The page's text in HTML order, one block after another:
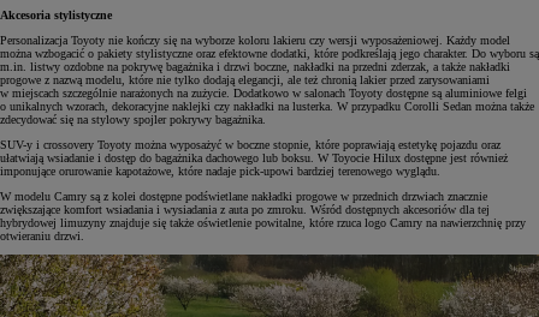
Akcesoria stylistyczne
Personalizacja Toyoty nie kończy się na wyborze koloru lakieru czy wersji wyposażeniowej. Każdy model
można wzbogacić o pakiety stylistyczne oraz efektowne dodatki, które podkreślają jego charakter. Do wyboru są
m.in. listwy ozdobne na pokrywę bagażnika i drzwi boczne, nakładki na przedni zderzak, a także nakładki
progowe z nazwą modelu, które nie tylko dodają elegancji, ale też chronią lakier przed zarysowaniami
w miejscach szczególnie narażonych na zużycie. Dodatkowo w salonach Toyoty dostępne są aluminiowe felgi
o unikalnych wzorach, dekoracyjne naklejki czy nakładki na lusterka. W przypadku Corolli Sedan można także
zdecydować się na stylowy spojler pokrywy bagażnika.
SUV-y i crossovery Toyoty można wyposażyć w boczne stopnie, które poprawiają estetykę pojazdu oraz
ułatwiają wsiadanie i dostęp do bagażnika dachowego lub boksu. W Toyocie Hilux dostępne jest również
imponujące orurowanie kapotażowe, które nadaje pick-upowi bardziej terenowego wyglądu.
W modelu Camry są z kolei dostępne podświetlane nakładki progowe w przednich drzwiach znacznie
zwiększające komfort wsiadania i wysiadania z auta po zmroku. Wśród dostępnych akcesoriów dla tej
hybrydowej limuzyny znajduje się także oświetlenie powitalne, które rzuca logo Camry na nawierzchnię przy
otwieraniu drzwi.